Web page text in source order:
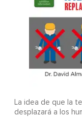
La idea de que la
desplazará a los